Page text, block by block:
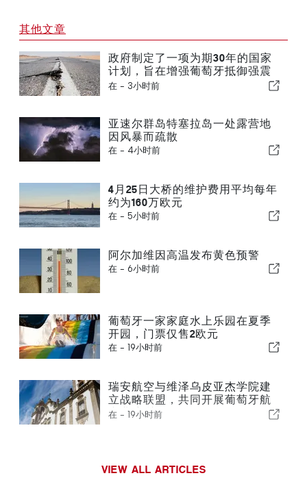
其他文章
政府制定了一项为期30年的国家
计划，旨在增强葡萄牙抵御强震
的能力
在 - 3小时前
亚速尔群岛特塞拉岛一处露营地
因风暴而疏散
在 - 4小时前
4月25日大桥的维护费用平均每年
约为160万欧元
在 - 5小时前
阿尔加维因高温发布黄色预警
在 - 6小时前
葡萄牙一家家庭水上乐园在夏季
开园，门票仅售2欧元
在 - 19小时前
瑞安航空与维泽乌皮亚杰学院建
立战略联盟，共同开展葡萄牙航
空业培训
在 - 19小时前
VIEW ALL ARTICLES